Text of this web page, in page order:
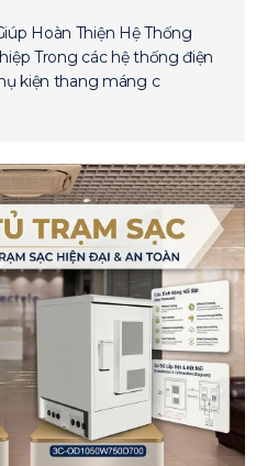
Hoàn Thiện Hệ Thống
Trong các hệ thống điện
kiện thang máng c